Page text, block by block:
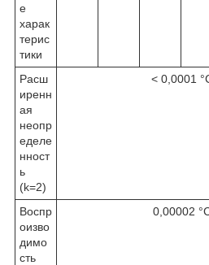
е
харак
терис
тики
Расш
иренн
ая
неопр
еделе
нност
ь
(k=2)
< 0,0001
Воспр
оизво
димо
сть
0,00002